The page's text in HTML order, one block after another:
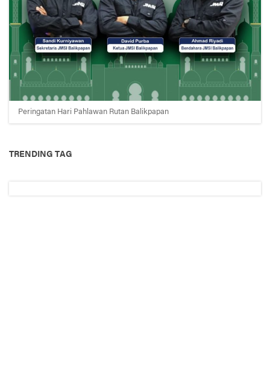
Peringatan Hari Pahlawan Rutan Balikpapan
TRENDING TAG